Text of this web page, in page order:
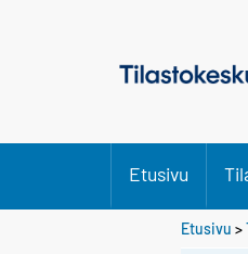
Etusivu
Etusivu >